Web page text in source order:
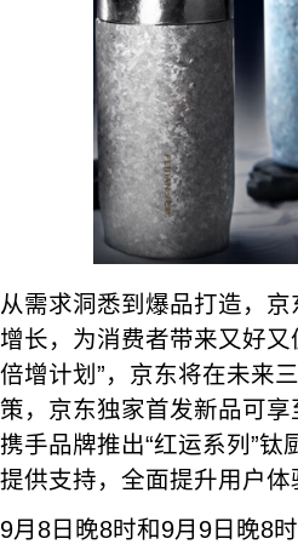
从需求洞悉到爆品打造，
增长，为消费者带来又好
倍增计划”，京东将在未来
策，京东独家首发新品可
携手品牌推出“红运系列”
提供支持，全面提升用户体
9月8日晚8时和9月9日晚8